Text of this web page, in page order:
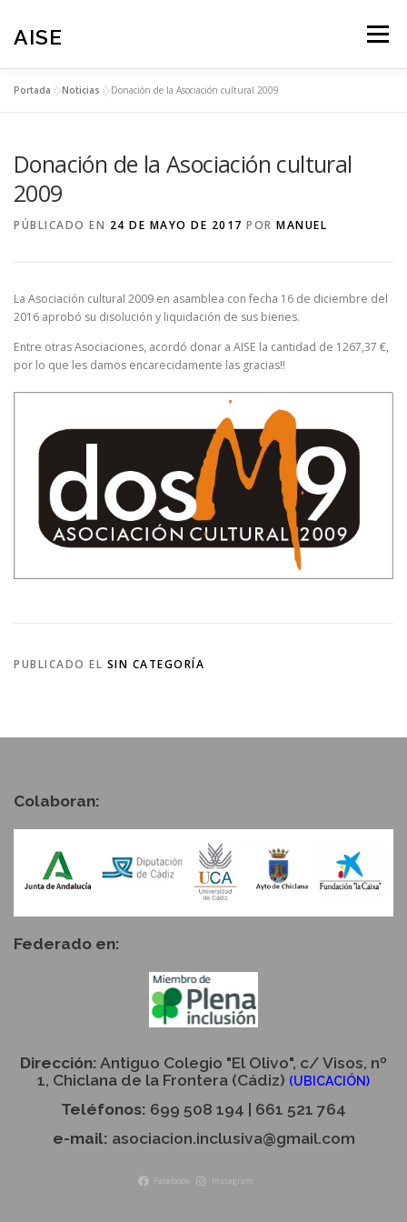
contenido
AISE Menú
ZONA ASOCIADOS COLABORA
Portada »Noticias »Donación de la Asociación cultural 2009
Donación de la Asociación cultural
2009
PÚBLICADO EN 24 DE MAYO DE 2017 POR MANUEL
La Asociación cultural 2009 en asamblea con fecha 16 de diciembre del
2016 aprobó su disolución y liquidación de sus bienes.
Entre otras Asociaciones, acordó donar a AISE la cantidad de 1267,37 €,
por lo que les damos encarecidamente las gracias!!
PUBLICADO EL SIN CATEGORÍA
Colaboran:
Federado en:
Dirección: Antiguo Colegio "El Olivo", c/ Visos, nº
1, Chiclana de la Frontera (Cádiz) (UBICACIÓN)
Teléfonos: 699 508 194 | 661 521 764
e-mail: asociacion.inclusiva@gmail.com
Facebook Instagram